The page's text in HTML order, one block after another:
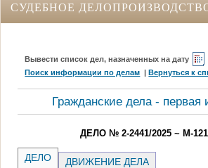
СУДЕБНОЕ
Вывести список дел, назначенных на дату
Поиск информации по делам |Вернуться к
Гражданские дела - первая
ДЕЛО № 2-2441/2025 ~ М-
ДЕЛО ДВИЖЕНИЕ ДЕЛА